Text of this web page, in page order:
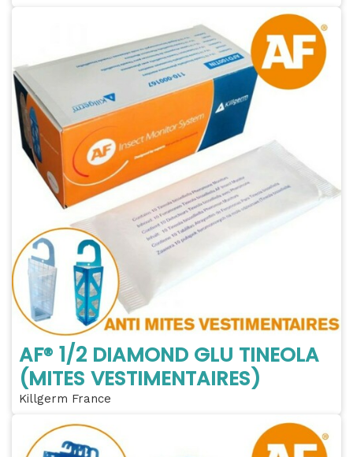
AF® 1/2 DIAMOND GLU TINEOLA
(MITES VESTIMENTAIRES)
Killgerm France